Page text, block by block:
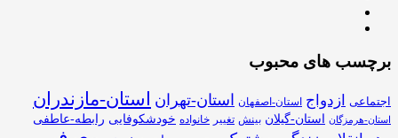
برچسب های محبوب
اجتماعی ازدواج استان-اصفهان استان-تهران استان-مازندران
استان-هرمزگان استان-گیلان بینش تغییر خانواده خودشکوفایی رابطه-عاطفی